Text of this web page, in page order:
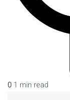
0 1 min read